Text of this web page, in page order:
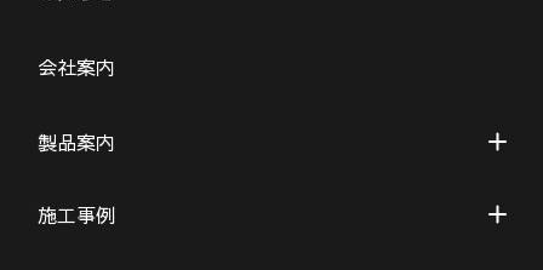
会社案内
製品案内
施工事例